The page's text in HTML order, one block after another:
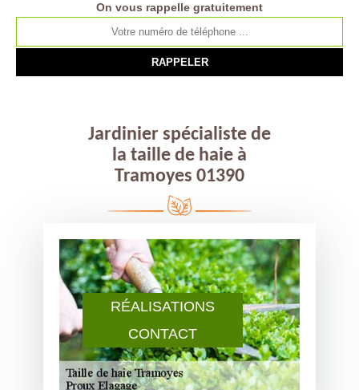
RÉALISATIONS
CONTACT
On vous rappelle gratuitement
Jardinier spécialiste de
la taille de haie à
Tramoyes 01390